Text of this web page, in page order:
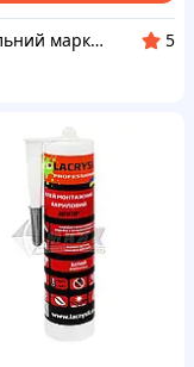
Будівельний маркет Маяк
5